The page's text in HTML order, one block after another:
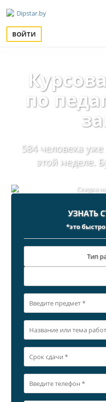
ВОЙТИ
по
584 человека
этой неделе.
УЗНАТЬ
*это
Тип